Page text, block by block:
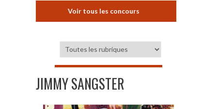
Voir tous les concours
JIMMY SANGSTER